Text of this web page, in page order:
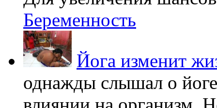
Беременность
Йога изменит
однажды слышал о